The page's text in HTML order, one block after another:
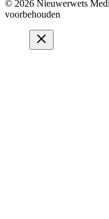
© 2026 Nieuwerwets
voorbehouden